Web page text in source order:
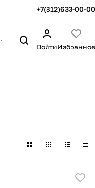
+7(812)633-00-00
ВойтиИзбранное